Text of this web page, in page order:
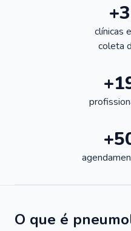
clínicas
coleta
O que é